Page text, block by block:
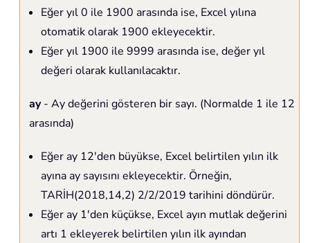
Eğer yıl 0 ile 1900 arasında ise, Excel yılına
otomatik olarak 1900 ekleyecektir.
Eğer yıl 1900 ile 9999 arasında ise, değer yıl
değeri olarak kullanılacaktır.
ay- Ay değerini gösteren bir sayı. (Normalde 1 ile 12
arasında)
Eğer ay 12'den büyükse, Excel belirtilen yılın ilk
ayına ay sayısını ekleyecektir. Örneğin,
TARİH(2018,14,2) 2/2/2019 tarihini döndürür.
Eğer ay 1'den küçükse, Excel ayın mutlak değerini
artı 1 ekleyerek belirtilen yılın ilk ayından